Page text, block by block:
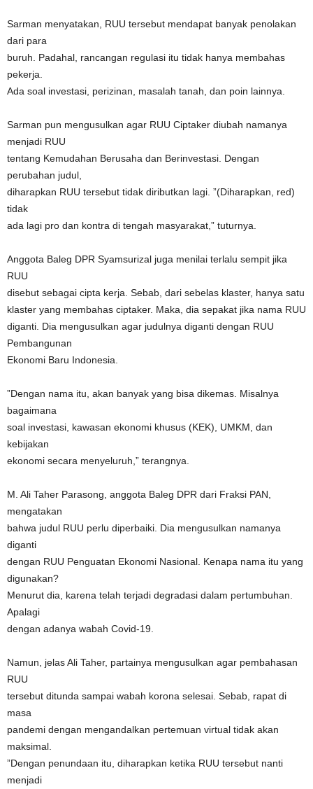
Sarman menyatakan, RUU tersebut mendapat banyak penolakan
dari para
buruh. Padahal, rancangan regulasi itu tidak hanya membahas
pekerja.
Ada soal investasi, perizinan, masalah tanah, dan poin lainnya.
Sarman pun mengusulkan agar RUU Ciptaker diubah namanya
menjadi RUU
tentang Kemudahan Berusaha dan Berinvestasi. Dengan
perubahan judul,
diharapkan RUU tersebut tidak diributkan lagi. ”(Diharapkan, red)
tidak
ada lagi pro dan kontra di tengah masyarakat,” tuturnya.
Anggota Baleg DPR Syamsurizal juga menilai terlalu sempit jika
RUU
disebut sebagai cipta kerja. Sebab, dari sebelas klaster, hanya satu
klaster yang membahas ciptaker. Maka, dia sepakat jika nama RUU
diganti. Dia mengusulkan agar judulnya diganti dengan RUU
Pembangunan
Ekonomi Baru Indonesia.
”Dengan nama itu, akan banyak yang bisa dikemas. Misalnya
bagaimana
soal investasi, kawasan ekonomi khusus (KEK), UMKM, dan
kebijakan
ekonomi secara menyeluruh,” terangnya.
M. Ali Taher Parasong, anggota Baleg DPR dari Fraksi PAN,
mengatakan
bahwa judul RUU perlu diperbaiki. Dia mengusulkan namanya
diganti
dengan RUU Penguatan Ekonomi Nasional. Kenapa nama itu yang
digunakan?
Menurut dia, karena telah terjadi degradasi dalam pertumbuhan.
Apalagi
dengan adanya wabah Covid-19.
Namun, jelas Ali Taher, partainya mengusulkan agar pembahasan
RUU
tersebut ditunda sampai wabah korona selesai. Sebab, rapat di
masa
pandemi dengan mengandalkan pertemuan virtual tidak akan
maksimal.
”Dengan penundaan itu, diharapkan ketika RUU tersebut nanti
menjadi